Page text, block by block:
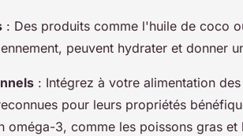
: Des produits comme l'huile de coco
peuvent hydrater et donner
: Intégrez à votre alimentation
pour leurs propriétés
oméga-3, comme les poissons gras